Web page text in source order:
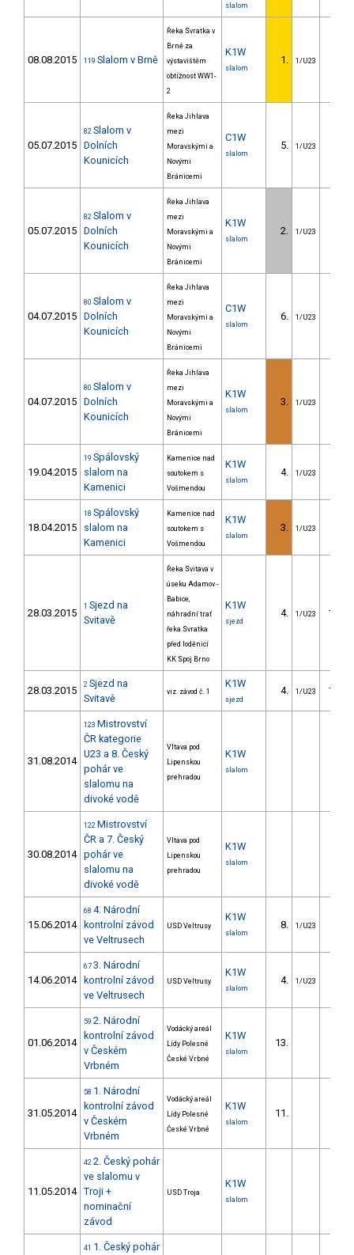
slalom
08.08.2015 119 Slalom v Brně
Řeka Svratka v
Brně za
výstavištěm
obtížnost WW1-
2
K1W
slalom
1. 1/U23
05.07.2015
82 Slalom v
Dolních
Kounicích
Řeka Jihlava
mezi
Moravskými a
Novými
Bránicemi
C1W
slalom
5. 1/U23
05.07.2015
82 Slalom v
Dolních
Kounicích
Řeka Jihlava
mezi
Moravskými a
Novými
Bránicemi
K1W
slalom
2. 1/U23
04.07.2015
80 Slalom v
Dolních
Kounicích
Řeka Jihlava
mezi
Moravskými a
Novými
Bránicemi
C1W
slalom
6. 1/U23
04.07.2015
80 Slalom v
Dolních
Kounicích
Řeka Jihlava
mezi
Moravskými a
Novými
Bránicemi
K1W
slalom
3. 1/U23
19.04.2015
19 Spálovský
slalom na
Kamenici
Kamenice nad
soutokem s
Vošmendou
K1W
slalom
4. 1/U23
18.04.2015
18 Spálovský
slalom na
Kamenici
Kamenice nad
soutokem s
Vošmendou
K1W
slalom
3. 1/U23
28.03.2015
1 Sjezd na
Svitavě
Řeka Svitava v
úseku Adamov -
Babice,
náhradní trať
řeka Svratka
před loděnicí
KK Spoj Brno
K1W
sjezd
4. 1/U23
28.03.2015 2 Sjezd na
Svitavě
viz. závod č. 1
K1W
sjezd
4. 1/U23
31.08.2014
123 Mistrovství
ČR kategorie
U23 a 8. Český
pohár ve
slalomu na
divoké vodě
Vltava pod
Lipenskou
prehradou
K1W
slalom
30.08.2014
122 Mistrovství
ČR a 7. Český
pohár ve
slalomu na
divoké vodě
Vltava pod
Lipenskou
prehradou
K1W
slalom
15.06.2014
68 4. Národní
kontrolní závod
ve Veltrusech
USD Veltrusy
K1W
slalom
8. 1/U23
14.06.2014
67 3. Národní
kontrolní závod
ve Veltrusech
USD Veltrusy
K1W
slalom
4. 1/U23
01.06.2014
59 2. Národní
kontrolní závod
v Českém
Vrbném
Vodácký areál
Lídy Polesné
České Vrbné
K1W
slalom
13.
31.05.2014
58 1. Národní
kontrolní závod
v Českém
Vrbném
Vodácký areál
Lídy Polesné
České Vrbné
K1W
slalom
11.
11.05.2014
42 2. Český pohár
ve slalomu v
Troji +
nominační
závod
USD Troja
K1W
slalom
41 1. Český pohár